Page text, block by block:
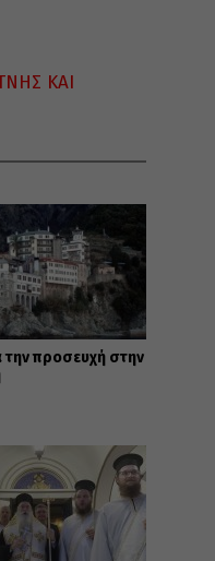
ΚΑΙ
την προσευχή στην